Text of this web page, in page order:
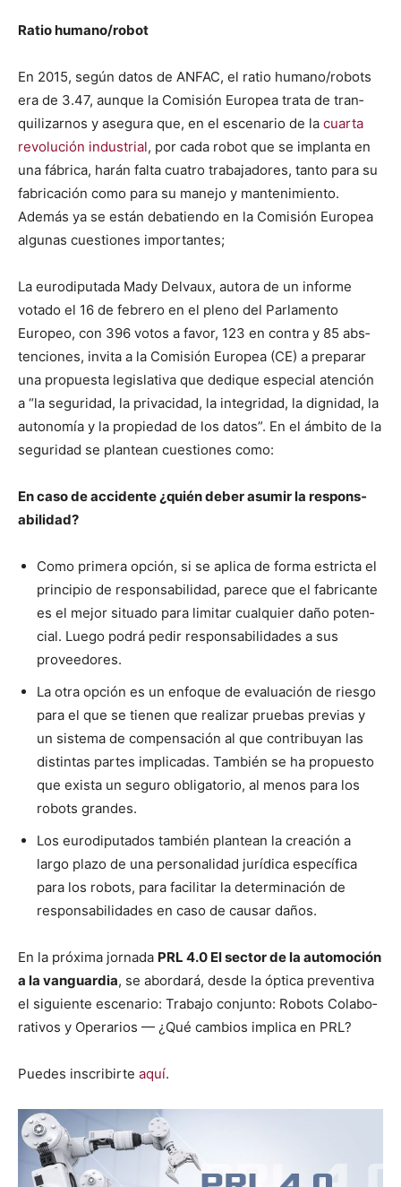
Ratio humano/robot
En 2015, según datos de ANFAC, el ratio humano/robots
era de 3.47, aunque la Comisión Euro­pea tra­ta de tran­
quil­izarnos y ase­gu­ra que, en el esce­nario de la cuar­ta
rev­olu­ción indus­tri­al, por cada robot que se implan­ta en
una fábri­ca, harán fal­ta cua­tro tra­ba­jadores, tan­to para su
fab­ri­cación como para su mane­jo y man­ten­imien­to.
Además ya se están deba­tien­do en la Comisión Euro­pea
algu­nas cues­tiones impor­tantes;
La eurodiputa­da Mady Del­vaux, auto­ra de un informe
vota­do el 16 de febrero en el pleno del Par­la­men­to
Europeo, con 396 votos a favor, 123 en con­tra y 85 abs­
ten­ciones, invi­ta a la Comisión Euro­pea (CE) a preparar
una prop­ues­ta leg­isla­ti­va que dedique espe­cial aten­ción
a “la seguri­dad, la pri­vaci­dad, la inte­gri­dad, la dig­nidad, la
autonomía y la propiedad de los datos”. En el ámbito de la
seguri­dad se plantean cues­tiones como:
En caso de acci­dente ¿quién deber asumir la respon­s­
abil­i­dad?
Como primera opción, si se apli­ca de for­ma estric­ta el
prin­ci­pio de respon­s­abil­i­dad, parece que el fab­ri­cante
es el mejor situ­a­do para lim­i­tar cualquier daño poten­
cial. Luego podrá pedir respon­s­abil­i­dades a sus
provee­dores.
La otra opción es un enfoque de eval­u­ación de ries­go
para el que se tienen que realizar prue­bas pre­vias y
un sis­tema de com­pen­sación al que con­tribuyan las
dis­tin­tas partes impli­cadas. Tam­bién se ha prop­uesto
que exista un seguro oblig­a­to­rio, al menos para los
robots grandes.
Los eurodiputa­dos tam­bién plantean la creación a
largo pla­zo de una per­son­al­i­dad jurídi­ca especí­fi­ca
para los robots, para facil­i­tar la deter­mi­nación de
respon­s­abil­i­dades en caso de causar daños.
En la próx­i­ma jor­na­da PRL 4.0 El sec­tor de la auto­mo­ción
a la van­guardia, se abor­dará, des­de la ópti­ca pre­ven­ti­va
el sigu­iente esce­nario: Tra­ba­jo con­jun­to: Robots Colab­o­
ra­tivos y Oper­ar­ios — ¿Qué cam­bios impli­ca en PRL?
Puedes inscribirte aquí.